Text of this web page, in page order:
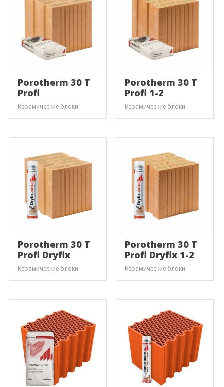
Porotherm 30 T
Profi
Керамические блоки
Porotherm 30 T
Profi 1-2
Керамические блоки
Porotherm 30 T
Profi Dryfix
Керамические блоки
Porotherm 30 T
Profi Dryfix 1-2
Керамические блоки